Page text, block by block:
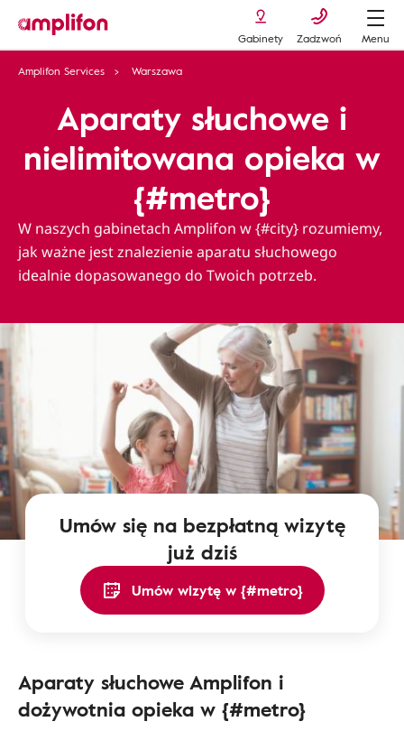
Gabinety Zadzwoń
Menu
Amplifon Services
Warszawa
Aparaty słuchowe i
nielimitowana opieka w
{#metro}
W naszych gabinetach Amplifon w {#city} rozumiemy,
jak ważne jest znalezienie aparatu słuchowego
idealnie dopasowanego do Twoich potrzeb.
Umów się na bezpłatną wizytę
już dziś
Umów wizytę w {#metro}
Aparaty słuchowe Amplifon i
dożywotnia opieka w {#metro}